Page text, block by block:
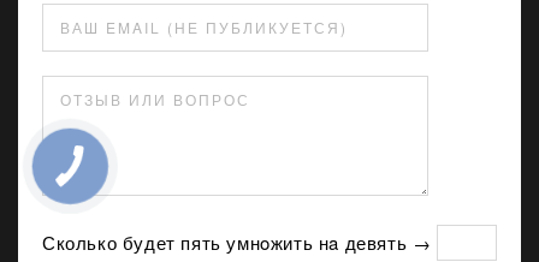
ВАШ EMAIL (НЕ ПУБЛИКУЕТСЯ)
ОТЗЫВ ИЛИ ВОПРОС
Сколько будет пять умнoжить нa девять →